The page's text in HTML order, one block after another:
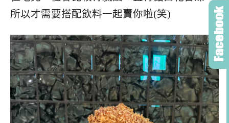
所以才需要搭配飲料一起賣你啦(笑)